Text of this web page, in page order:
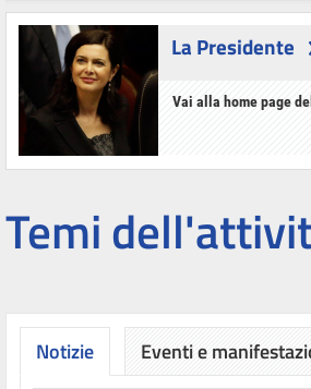
La Presidente
Vai alla home page
Temi
Notizie Eventi e